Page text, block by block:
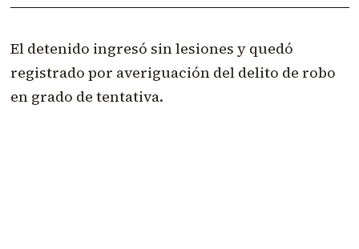
El detenido ingresó sin lesiones y quedó
registrado por averiguación del delito de robo
en grado de tentativa.